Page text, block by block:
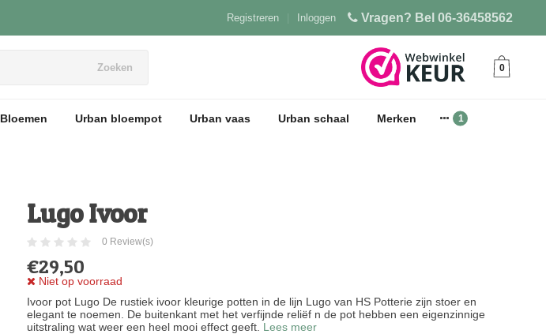
Vragen? Bel 06-36458562
Inloggen
Registreren
Zoeken 0
Bloemen Urban bloempot Urban vaas Urban schaal Merken
Lugo Ivoor
0 Review(s)
€29,50
Niet op voorraad
Ivoor pot Lugo De rustiek ivoor kleurige potten in de lijn Lugo van HS Potterie zijn stoer en
elegant te noemen. De buitenkant met het verfijnde reliëf n de pot hebben een eigenzinnige
uitstraling wat weer een heel mooi effect geeft. Lees meer